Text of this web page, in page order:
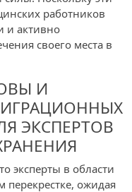
работников
и активно
своего места в
И
ЭКСПЕРТОВ
эксперты в области
перекрестке, ожидая